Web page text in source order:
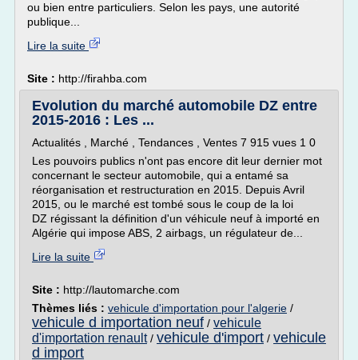
ou bien entre particuliers. Selon les pays, une autorité
publique...
Lire la suite
Site : http://firahba.com
Evolution du marché automobile DZ entre
2015-2016 : Les ...
Actualités , Marché , Tendances , Ventes 7 915 vues 1 0
Les pouvoirs publics n'ont pas encore dit leur dernier mot
concernant le secteur automobile, qui a entamé sa
réorganisation et restructuration en 2015. Depuis Avril
2015, ou le marché est tombé sous le coup de la loi
DZ régissant la définition d'un véhicule neuf à importé en
Algérie qui impose ABS, 2 airbags, un régulateur de...
Lire la suite
Site : http://lautomarche.com
Thèmes liés : vehicule d'importation pour l'algerie /
vehicule d importation neuf / vehicule
d'importation renault/ vehicule d'import / vehicule
d import